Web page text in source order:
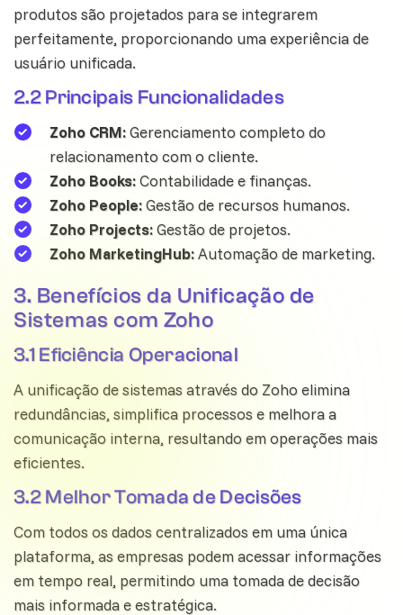
produtos são projetados para se integrarem
perfeitamente, proporcionando uma experiência de
usuário unificada.
2.2 Principais Funcionalidades
Zoho CRM:Gerenciamento completo do
relacionamento com o cliente.
Zoho Books:Contabilidade e finanças.
Zoho People:Gestão de recursos humanos.
Zoho Projects:Gestão de projetos.
Zoho MarketingHub:Automação de marketing.
3. Benefícios da Unificação de
Sistemas com Zoho
3.1 Eficiência Operacional
A unificação de sistemas através do Zoho elimina
redundâncias, simplifica processos e melhora a
comunicação interna, resultando em operações mais
eficientes.
3.2 Melhor Tomada de Decisões
Com todos os dados centralizados em uma única
plataforma, as empresas podem acessar informações
em tempo real, permitindo uma tomada de decisão
mais informada e estratégica.